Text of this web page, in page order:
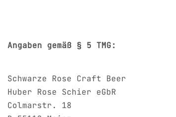
Angaben gemäß § 5 TMG:
Schwarze Rose Craft Beer
Huber Rose Schier eGbR
Colmarstr. 18